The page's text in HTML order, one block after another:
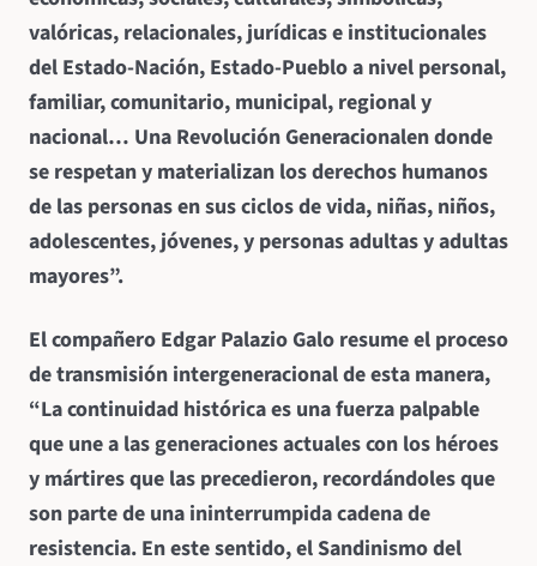
valóricas, relacionales, jurídicas e institucionales
del Estado-Nación, Estado-Pueblo a nivel personal,
familiar, comunitario, municipal, regional y
nacional… Una Revolución Generacionalen donde
se respetan y materializan los derechos humanos
de las personas en sus ciclos de vida, niñas, niños,
adolescentes, jóvenes, y personas adultas y adultas
mayores”.
El compañero Edgar Palazio Galo resume el proceso
de transmisión intergeneracional de esta manera,
“La continuidad histórica es una fuerza palpable
que une a las generaciones actuales con los héroes
y mártires que las precedieron, recordándoles que
son parte de una ininterrumpida cadena de
resistencia. En este sentido, el Sandinismo del